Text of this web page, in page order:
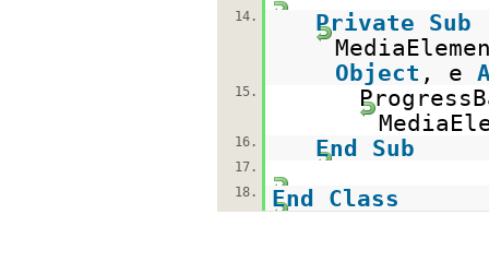
14.
Private Sub
Object , e
15.
16. End Sub
17.
18.
End Class